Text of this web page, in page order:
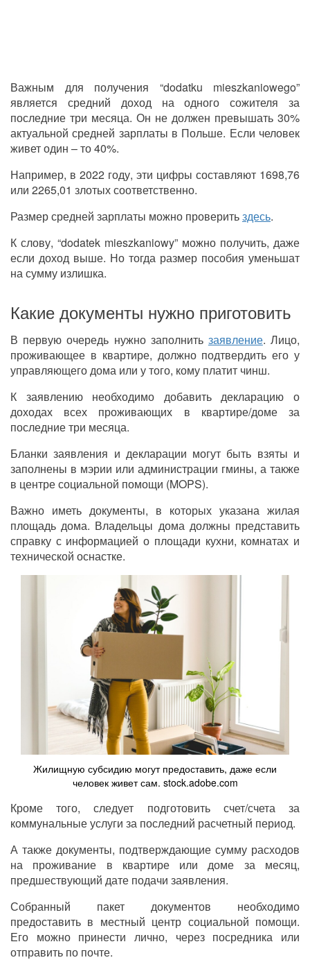
Важным для получения “dodatku mieszkaniowego”
является средний доход на одного сожителя за
последние три месяца. Он не должен превышать 30%
актуальной средней зарплаты в Польше. Если человек
живет один – то 40%.
Например, в 2022 году, эти цифры составляют 1698,76
или 2265,01 злотых соответственно.
Размер средней зарплаты можно проверитьздесь.
К слову, “dodatek mieszkaniowy” можно получить, даже
если доход выше. Но тогда размер пособия уменьшат
на сумму излишка.
Какие документы нужно приготовить
В первую очередь нужно заполнить заявление. Лицо,
проживающее в квартире, должно подтвердить его у
управляющего дома или у того, кому платит чинш.
К заявлению необходимо добавить декларацию о
доходах всех проживающих в квартире/доме за
последние три месяца.
Бланки заявления и декларации могут быть взяты и
заполнены в мэрии или администрации гмины, а также
в центре социальной помощи (MOPS).
Важно иметь документы, в которых указана жилая
площадь дома. Владельцы дома должны представить
справку с информацией о площади кухни, комнатах и
технической оснастке.
Жилищную субсидию могут предоставить, даже если
человек живет сам. stock.adobe.com
Кроме того, следует подготовить счет/счета за
коммунальные услуги за последний расчетный период.
А также документы, подтверждающие сумму расходов
на проживание в квартире или доме за месяц,
предшествующий дате подачи заявления.
Собранный пакет документов необходимо
предоставить в местный центр социальной помощи.
Его можно принести лично, через посредника или
отправить по почте.